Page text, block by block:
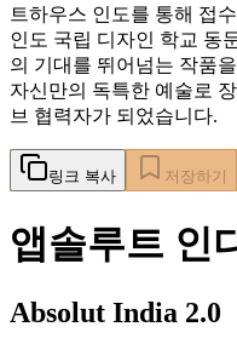
트하우스 인도를 통해 접
인도 국립 디자인 학교 동
의 기대를 뛰어넘는 작품
자신만의 독특한 예술로
브 협력자가 되었습니다.
링크 복사 저장하기
앱솔루트 인
Absolut India 2.0